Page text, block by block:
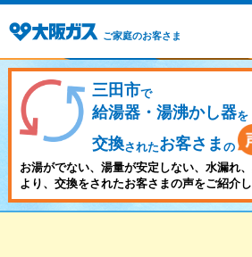
ご家庭のお客さま
三田市で
給湯器・湯沸かし器を
交換されたお客さま の
お湯がでない、湯量が安定しない、水漏れ
より、交換をされたお客さまの声をご紹介し